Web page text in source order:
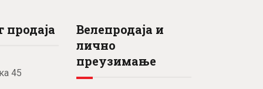
продаја
45
Велепродаја и
лично
преузимање